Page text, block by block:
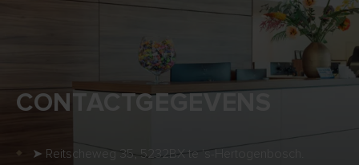
CONTACTGEGEVENS
➤ Reitscheweg 35, 5232BX te 's-Hertogenbosch.